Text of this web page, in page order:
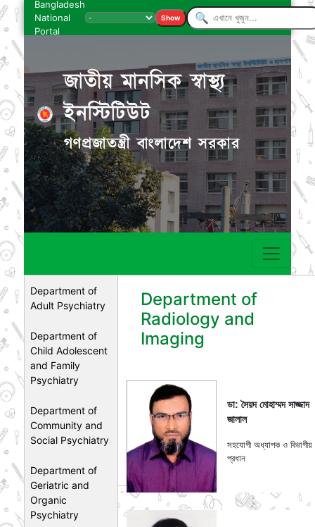
Bangladesh
National
Portal
Show
জাতীয় মানসিক স্বাস্থ্য
ইনস্টিটিউট
গণপ্রজাতন্ত্রী বাংলাদেশ সরকার
Department of
Adult Psychiatry
Department of
Child Adolescent
and Family
Psychiatry
Department of
Community and
Social Psychiatry
Department of
Geriatric and
Organic
Psychiatry
Department of
Radiology and
Imaging
ডা: সৈয়দ মোহাম্মদ সাজ্জাদ
জালাল
সহযোগী অধ্যাপক ও বিভাগীয়
প্রধান